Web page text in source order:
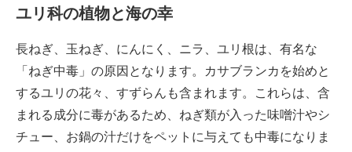
ユリ科の植物と海の幸
長ねぎ、玉ねぎ、にんにく、ニラ、ユリ根は、有名な
「ねぎ中毒」の原因となります。カサブランカを始めと
するユリの花々、すずらんも含まれます。これらは、含
まれる成分に毒があるため、ねぎ類が入った味噌汁やシ
チュー、お鍋の汁だけをペットに与えても中毒になりま